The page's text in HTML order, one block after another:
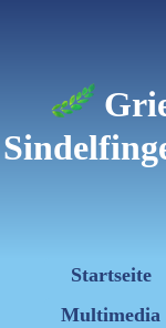
Startseite
Multimedia